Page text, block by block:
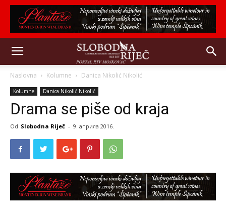
Naslovna Kolumne Danica Nikolić Nikolić
Kolumne Danica Nikolić Nikolić
Drama se piše od kraja
Od Slobodna Riječ - 9. априла 2016.